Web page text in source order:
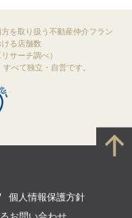
を取り扱う不動産仲介フラン
る店舗数
サーチ調べ）
べて独立・自営です。
個人情報保護方針